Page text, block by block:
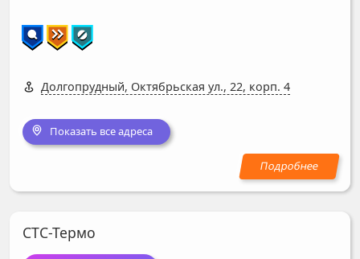
Долгопрудный, Октябрьская ул., 22, корп. 4
Показать все адреса
СТС-Термо